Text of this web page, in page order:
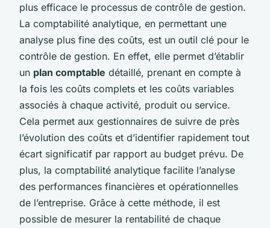
plus efficace le processus de contrôle de gestion.
La comptabilité analytique, en permettant une
analyse plus fine des coûts, est un outil clé pour le
contrôle de gestion. En effet, elle permet d’établir
un plan comptable détaillé, prenant en compte à
la fois les coûts complets et les coûts variables
associés à chaque activité, produit ou service.
Cela permet aux gestionnaires de suivre de près
l’évolution des coûts et d’identifier rapidement tout
écart significatif par rapport au budget prévu. De
plus, la comptabilité analytique facilite l’analyse
des performances financières et opérationnelles
de l’entreprise. Grâce à cette méthode, il est
possible de mesurer la rentabilité de chaque